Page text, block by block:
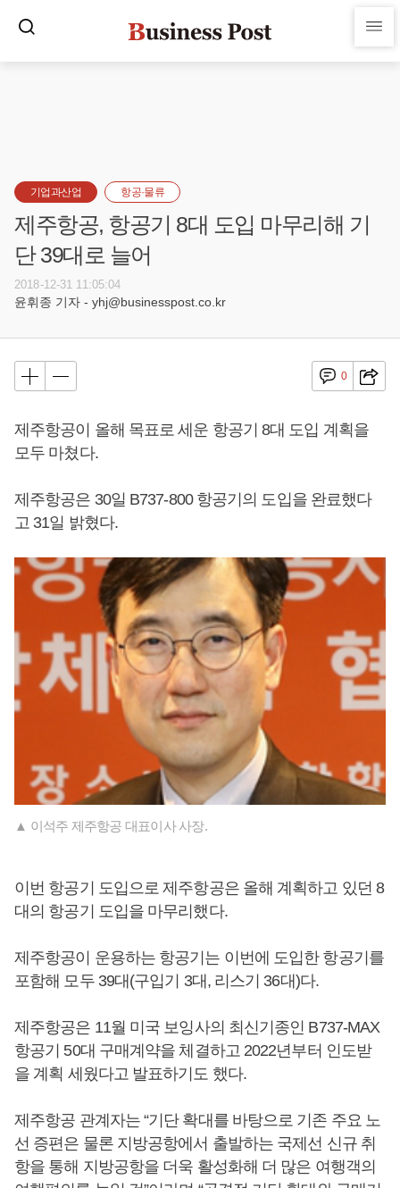
기업과산업 항공·물류
제주항공, 항공기 8대 도입 마무리해 기
단 39대로 늘어
2018-12-31 11:05:04
윤휘종 기자 - yhj@businesspost.co.kr
0
제주항공이 올해 목표로 세운 항공기 8대 도입 계획을
모두 마쳤다.
제주항공은 30일 B737-800 항공기의 도입을 완료했다
고 31일 밝혔다.
▲ 이석주 제주항공 대표이사 사장.
이번 항공기 도입으로 제주항공은 올해 계획하고 있던 8
대의 항공기 도입을 마무리했다.
제주항공이 운용하는 항공기는 이번에 도입한 항공기를
포함해 모두 39대(구입기 3대, 리스기 36대)다.
제주항공은 11월 미국 보잉사의 최신기종인 B737-MAX
항공기 50대 구매계약을 체결하고 2022년부터 인도받
을 계획 세웠다고 발표하기도 했다.
제주항공 관계자는 “기단 확대를 바탕으로 기존 주요 노
선 증편은 물론 지방공항에서 출발하는 국제선 신규 취
항을 통해 지방공항을 더욱 활성화해 더 많은 여행객의